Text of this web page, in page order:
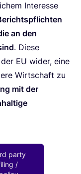
Inter­es­se
an den
. Die­se
EU wider, eine
Wirt­schaft zu
mit der